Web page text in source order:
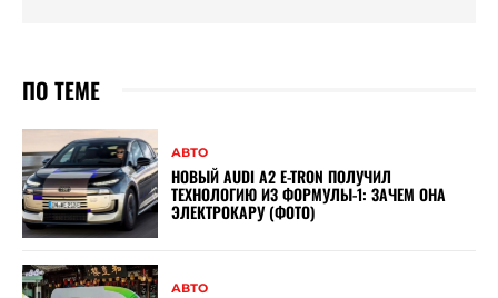
ПО ТЕМЕ
АВТО
НОВЫЙ AUDI A2 E-TRON ПОЛУЧИЛ
ТЕХНОЛОГИЮ ИЗ ФОРМУЛЫ-1: ЗАЧЕМ ОНА
ЭЛЕКТРОКАРУ (ФОТО)
АВТО